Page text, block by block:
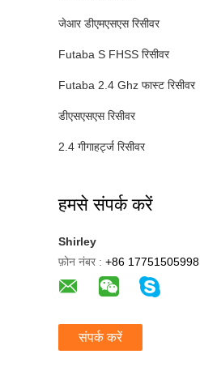
जेआर डीएमएसएस रिसीवर
Futaba S FHSS रिसीवर
Futaba 2.4 Ghz फास्ट रिसीवर
डीएसएसएस रिसीवर
2.4 गीगाहर्ट्ज रिसीवर
हमसे संपर्क करें
Shirley
फ़ोन नंबर : +86 17751505998
संपर्क करें